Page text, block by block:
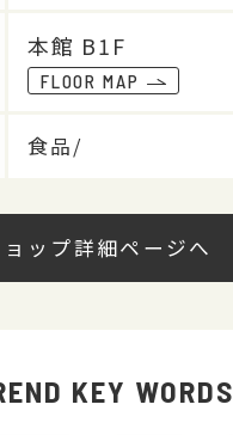
本館 B1F
FLOOR MAP
食品/
ョップ詳細ページへ
KEY WORDS